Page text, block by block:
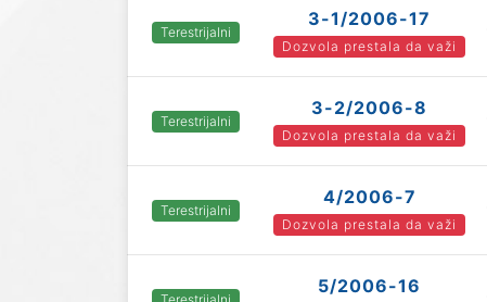
Terestrijalni
3-1/2006-17
Dozvola prestala da važi
Terestrijalni
3-2/2006-8
Dozvola prestala da važi
Terestrijalni
4/2006-7
Dozvola prestala da važi
5/2006-16